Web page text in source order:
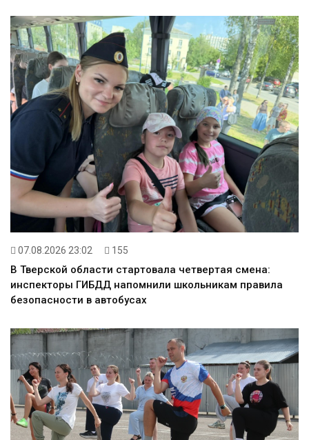
07.08.2026 23:02 155
В Тверской области стартовала четвертая смена:
инспекторы ГИБДД напомнили школьникам правила
безопасности в автобусах